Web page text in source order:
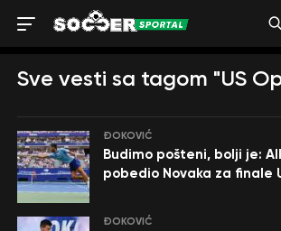
Sve vesti sa tagom "US
ĐOKOVIĆ
Budimo pošteni, bolji je:
pobedio Novaka za finale
ĐOKOVIĆ